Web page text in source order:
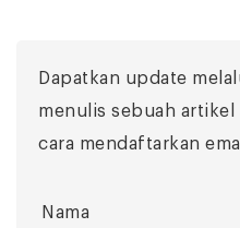
Dapatkan update
menulis sebuah
cara mendaftarkan
Nama